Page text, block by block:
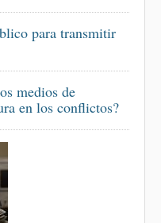
para transmitir
medios de
en los conflictos?